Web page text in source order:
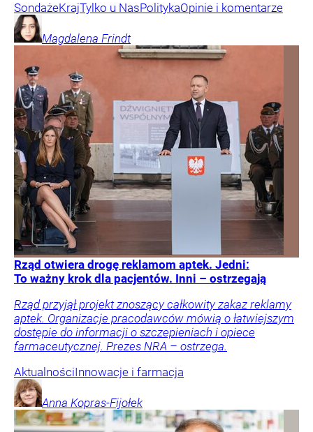
SondażeKrajTylko u NasPolitykaOpinie i komentarze
Magdalena Frindt
Rząd otwiera drogę reklamom aptek. Jedni:
To ważny krok dla pacjentów. Inni – ostrzegają
Rząd przyjął projekt znoszący całkowity zakaz reklamy
aptek. Organizacje pracodawców mówią o łatwiejszym
dostępie do informacji o szczepieniach i opiece
farmaceutycznej. Prezes NRA – ostrzega.
AktualnościInnowacje i farmacja
Anna Kopras-Fijołek